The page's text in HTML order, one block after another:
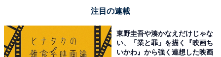
注目の連載
東野圭吾や湊かなえだけじゃな
い、「業と罪」を描く『映画ち
いかわ』から強く連想した映画